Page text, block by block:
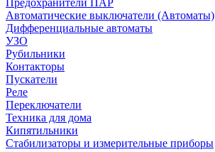
Предохранители ПАР
Автоматические выключатели (Автоматы)
Дифференциальные автоматы
УЗО
Рубильники
Контакторы
Пускатели
Реле
Переключатели
Техника для дома
Кипятильники
Стабилизаторы и измерительные приборы